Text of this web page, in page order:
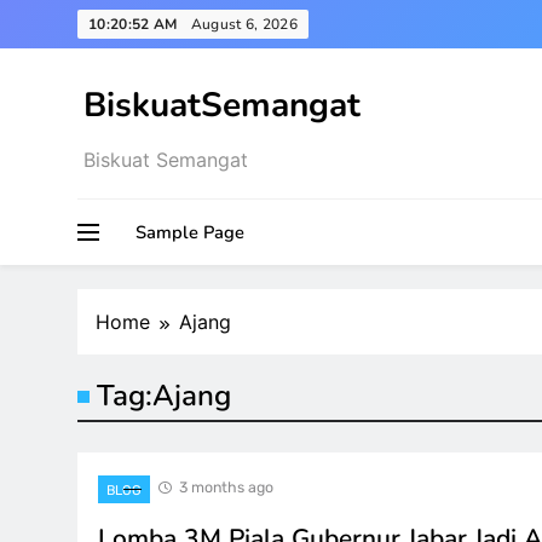
to
10:20:53 AM August 6, 2026
BiskuatSemangat
Biskuat Semangat
Sample Page
Home Ajang
Tag:Ajang
BLOG 3 months ago